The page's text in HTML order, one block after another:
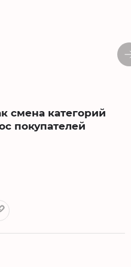
смена категорий
покупателей